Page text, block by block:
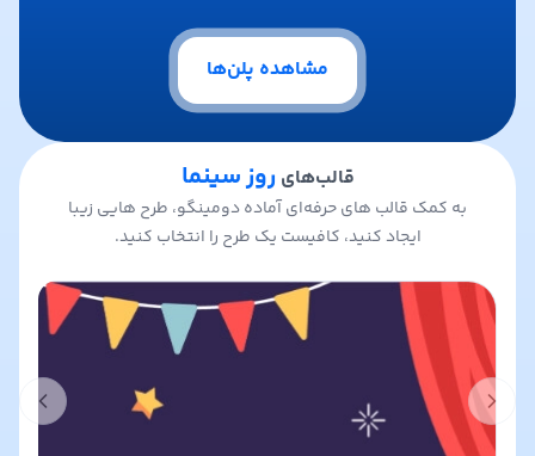
مشاهده پلن‌ها
قالب‌های روز سینما
به کمک قالب های حرفه‌ای آماده دومینگو، طرح هایی زیبا
ایجاد کنید، کافیست یک طرح را انتخاب کنید.
Previous slide
slide